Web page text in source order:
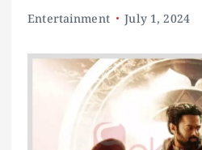
Entertainment July 1, 2024